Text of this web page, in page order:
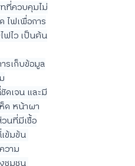
ที่ควบคุมไม่
ไฟเพื่อการ
ฟไว เป็นต้น
รเก็บข้อมูล
ดเจน และมี
ด หน้าผา
นที่มีเชื้อ
ข้มข้น
วาม
ชุมชน